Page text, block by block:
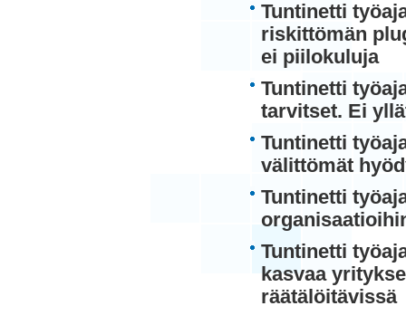
Tuntinetti
riskittömän
ei piilokuluja
Tuntinetti
tarvitset. Ei
Tuntinetti
välittömät
Tuntinetti
Tuntinetti
kasvaa
räätälöitävissä